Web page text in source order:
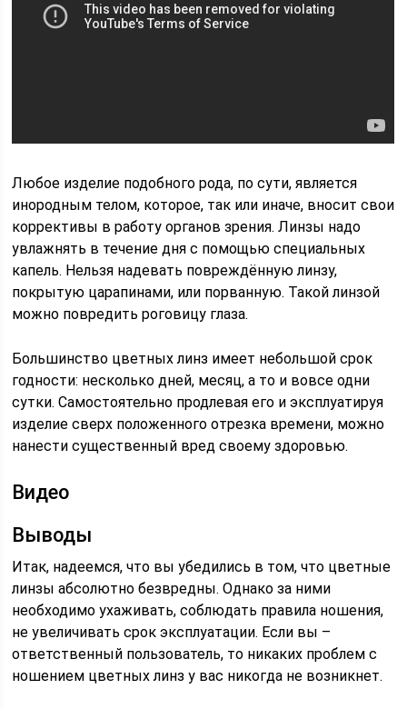
Любое изделие подобного рода, по сути, является
инородным телом, которое, так или иначе, вносит свои
коррективы в работу органов зрения. Линзы надо
увлажнять в течение дня с помощью специальных
капель. Нельзя надевать повреждённую линзу,
покрытую царапинами, или порванную. Такой линзой
можно повредить роговицу глаза.
Большинство цветных линз имеет небольшой срок
годности: несколько дней, месяц, а то и вовсе одни
сутки. Самостоятельно продлевая его и эксплуатируя
изделие сверх положенного отрезка времени, можно
нанести существенный вред своему здоровью.
Видео
Выводы
Итак, надеемся, что вы убедились в том, что цветные
линзы абсолютно безвредны. Однако за ними
необходимо ухаживать, соблюдать правила ношения,
не увеличивать срок эксплуатации. Если вы –
ответственный пользователь, то никаких проблем с
ношением цветных линз у вас никогда не возникнет.